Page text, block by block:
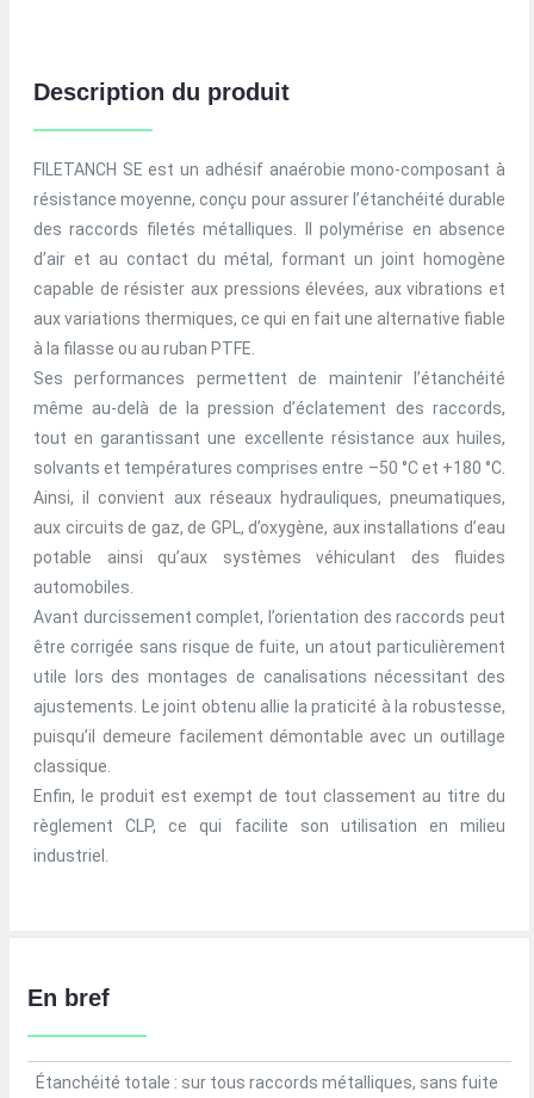
Description du produit
FILETANCH SE est un adhésif anaérobie mono-composant à
résistance moyenne, conçu pour assurer l’étanchéité durable
des raccords filetés métalliques. Il polymérise en absence
d’air et au contact du métal, formant un joint homogène
capable de résister aux pressions élevées, aux vibrations et
aux variations thermiques, ce qui en fait une alternative fiable
à la filasse ou au ruban PTFE.
Ses performances permettent de maintenir l’étanchéité
même au-delà de la pression d’éclatement des raccords,
tout en garantissant une excellente résistance aux huiles,
solvants et températures comprises entre –50 °C et +180 °C.
Ainsi, il convient aux réseaux hydrauliques, pneumatiques,
aux circuits de gaz, de GPL, d’oxygène, aux installations d’eau
potable ainsi qu’aux systèmes véhiculant des fluides
automobiles.
Avant durcissement complet, l’orientation des raccords peut
être corrigée sans risque de fuite, un atout particulièrement
utile lors des montages de canalisations nécessitant des
ajustements. Le joint obtenu allie la praticité à la robustesse,
puisqu’il demeure facilement démontable avec un outillage
classique.
Enfin, le produit est exempt de tout classement au titre du
règlement CLP, ce qui facilite son utilisation en milieu
industriel.
En bref
Étanchéité totale : sur tous raccords métalliques, sans fuite